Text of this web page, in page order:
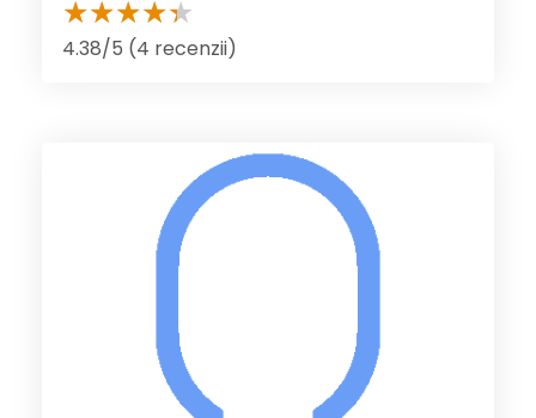
4.38/5 (4 recenzii)